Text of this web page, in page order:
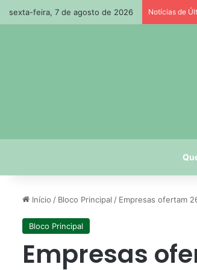
sexta-feira, 7 de agosto de 2026 Notícias de
Início / Bloco Principal / Empresas ofertam
Bloco Principal
Empresas